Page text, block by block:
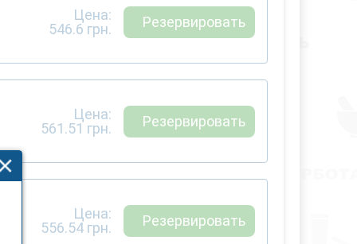
Цена:
546.6 грн. Резервировать
Цена:
561.51 грн. Резервировать
Цена:
556.54 грн. Резервировать